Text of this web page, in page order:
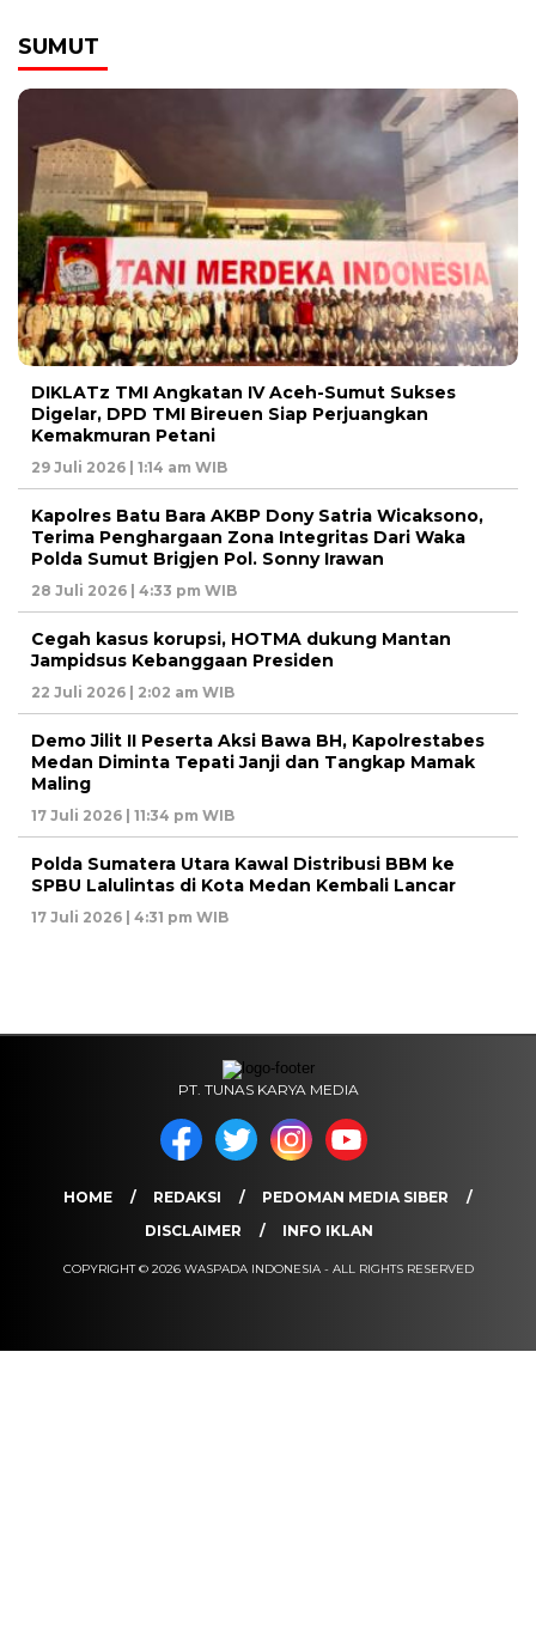
SUMUT
DIKLATz TMI Angkatan IV Aceh-Sumut Sukses
Digelar, DPD TMI Bireuen Siap Perjuangkan
Kemakmuran Petani
29 Juli 2026 | 1:14 am WIB
Kapolres Batu Bara AKBP Dony Satria Wicaksono,
Terima Penghargaan Zona Integritas Dari Waka
Polda Sumut Brigjen Pol. Sonny Irawan
28 Juli 2026 | 4:33 pm WIB
Cegah kasus korupsi, HOTMA dukung Mantan
Jampidsus Kebanggaan Presiden
22 Juli 2026 | 2:02 am WIB
Demo Jilit II Peserta Aksi Bawa BH, Kapolrestabes
Medan Diminta Tepati Janji dan Tangkap Mamak
Maling
17 Juli 2026 | 11:34 pm WIB
Polda Sumatera Utara Kawal Distribusi BBM ke
SPBU Lalulintas di Kota Medan Kembali Lancar
17 Juli 2026 | 4:31 pm WIB
PT. TUNAS KARYA MEDIA
HOME REDAKSI
PEDOMAN MEDIA SIBER
DISCLAIMER
INFO IKLAN
COPYRIGHT © 2026 WASPADA INDONESIA - ALL RIGHTS RESERVED